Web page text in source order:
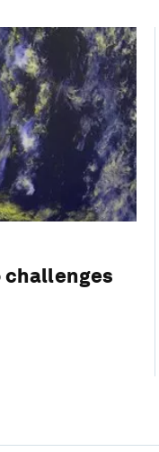
challenges